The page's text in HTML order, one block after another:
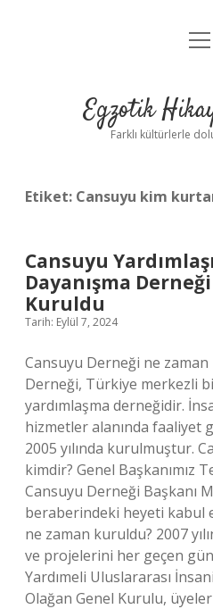
Yasal
Egzotik
Farklı kültürlerle
Etiket: Cansuyu kim
Cansuyu
Dayanışma
Kuruldu
Tarih: Eylül 7, 2024
Cansuyu Derneği ne
Derneği, Türkiye merkezli
yardımlaşma derneğidir.
hizmetler alanında faaliyet
2005 yılında kurulmuştur.
kimdir? Genel Başkanımız
Cansuyu Derneği Başkanı
beraberindeki heyeti kabul
ne zaman kuruldu? 2007
ve projelerini her geçen
Yardımeli Uluslararası
Olağan Genel Kurulu,